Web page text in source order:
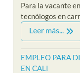
Para la vacante
tecnólogos en
Leer más...
EMPLEO PARA
EN CALI